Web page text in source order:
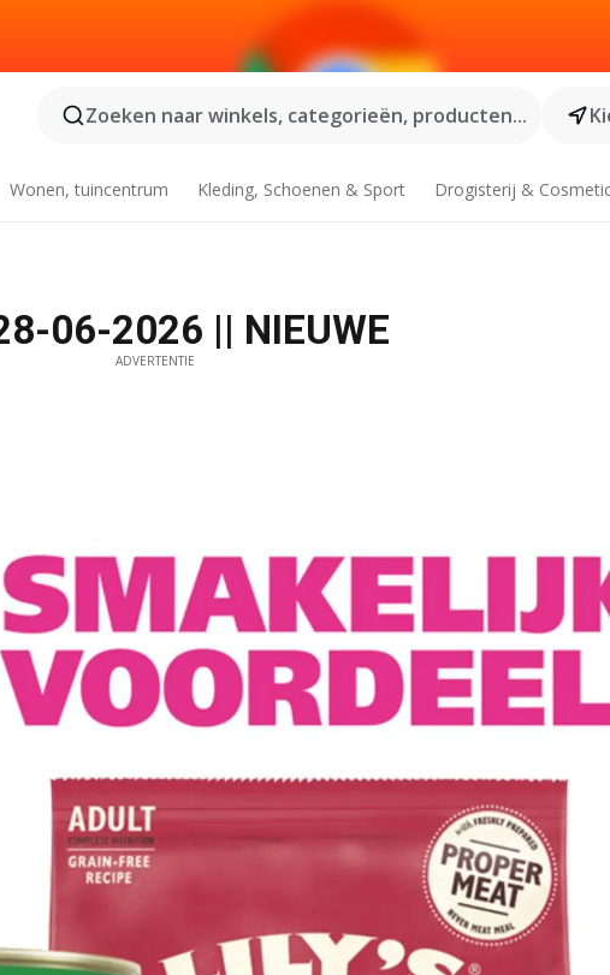
Zoeken naar winkels, categorieën, producten...
Wonen, tuincentrum Kleding, Schoenen & Sport Drogisterij &
06-2026 || NIEUWE
ADVERTENTIE